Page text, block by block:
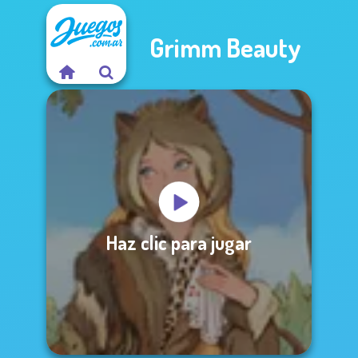
Grimm Beauty
Haz clic para jugar